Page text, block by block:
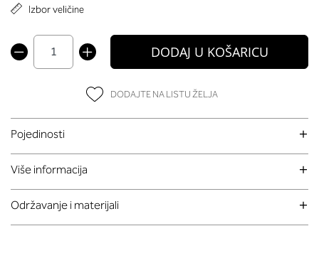
Izbor veličine
DODAJ U KOŠARICU
DODAJTE NA LISTU ŽELJA
Pojedinosti
Više informacija
Održavanje i materijali